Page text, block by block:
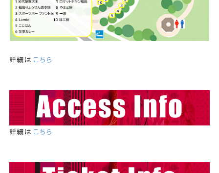
詳細は こちら
詳細は こちら